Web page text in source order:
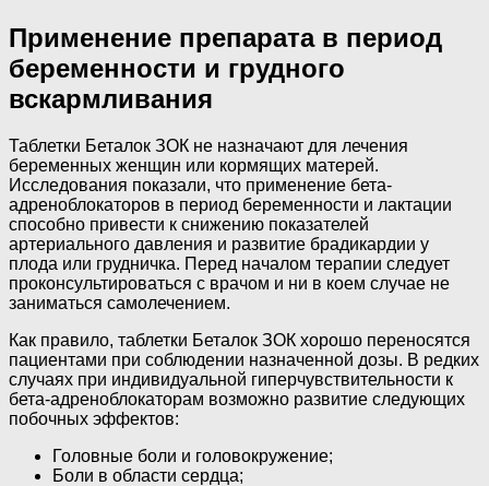
Применение препарата в период
беременности и грудного
вскармливания
Таблетки Беталок ЗОК не назначают для лечения
беременных женщин или кормящих матерей.
Исследования показали, что применение бета-
адреноблокаторов в период беременности и лактации
способно привести к снижению показателей
артериального давления и развитие брадикардии у
плода или грудничка. Перед началом терапии следует
проконсультироваться с врачом и ни в коем случае не
заниматься самолечением.
Как правило, таблетки Беталок ЗОК хорошо переносятся
пациентами при соблюдении назначенной дозы. В редких
случаях при индивидуальной гиперчувствительности к
бета-адреноблокаторам возможно развитие следующих
побочных эффектов:
Головные боли и головокружение;
Боли в области сердца;